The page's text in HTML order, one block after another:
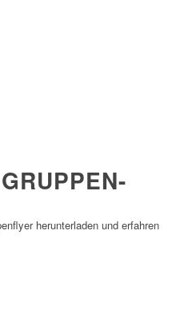
herunterladen und erfahren